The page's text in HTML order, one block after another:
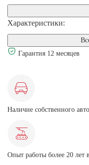
Характеристики:
Гарантия 12 месяцев
Наличие собственного
Опыт работы более 20 лет